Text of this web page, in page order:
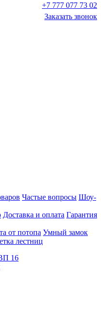
+7 777 077 73 02
Заказать звонок
Частые вопросы Шоу-
Доставка и оплата Гарантия
от потопа Умный замок
лестниц
16